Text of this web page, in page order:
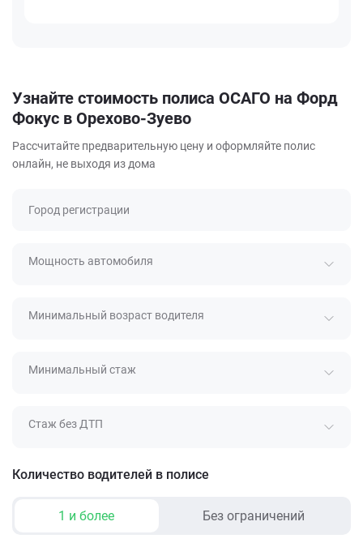
Узнайте стоимость полиса ОСАГО на Форд
Фокус в Орехово-Зуево
Рассчитайте предварительную цену и оформляйте полис
онлайн, не выходя из дома
Город регистрации
Мощность автомобиля
Минимальный возраст водителя
Минимальный стаж
Стаж без ДТП
Количество водителей в полисе
1 и более Без ограничений